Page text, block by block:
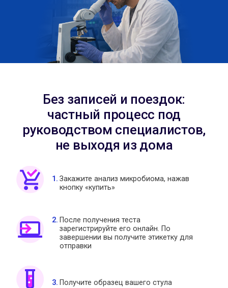
Без записей и поездок:
частный процесс под
руководством специалистов,
не выходя из дома
Закажите анализ микробиома, нажав
кнопку «купить»
После получения теста
зарегистрируйте его онлайн. По
завершении вы получите этикетку для
отправки
Получите образец вашего стула